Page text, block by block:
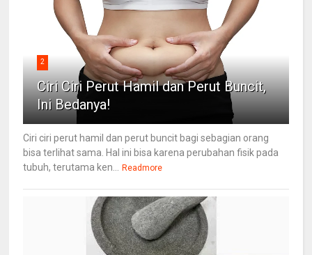
2
Ciri Ciri Perut Hamil dan Perut Buncit,
Ini Bedanya!
Ciri ciri perut hamil dan perut buncit bagi sebagian orang
bisa terlihat sama. Hal ini bisa karena perubahan fisik pada
tubuh, terutama ken... Readmore